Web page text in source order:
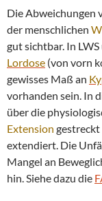
Die Abweichungen
der menschlichen
gut sichtbar. In
Lordose (von vorn
gewisses Maß an
vorhanden sein. In
über die
Extension gestreckt
extendiert. Die
Mangel an
hin. Siehe dazu die